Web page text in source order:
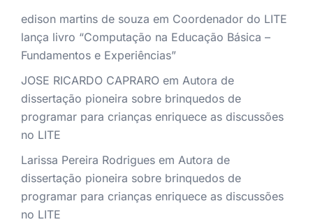
edison martins de souza em Coordenador do LITE
lança livro “Computação na Educação Básica –
Fundamentos e Experiências”
JOSE RICARDO CAPRARO em Autora de
dissertação pioneira sobre brinquedos de
programar para crianças enriquece as discussões
no LITE
Larissa Pereira Rodrigues em Autora de
dissertação pioneira sobre brinquedos de
programar para crianças enriquece as discussões
no LITE